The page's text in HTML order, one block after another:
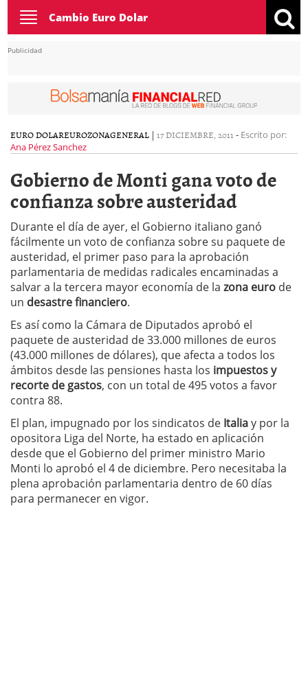
Toggle
navigation
Cambio Euro Dolar
Publicidad
EURO DOLAREUROZONAGENERAL | 17 DICIEMBRE, 2011 - Escrito por:
Ana Pérez Sanchez
Gobierno de Monti gana voto de
confianza sobre austeridad
Durante el día de ayer, el Gobierno italiano ganó
fácilmente un voto de confianza sobre su paquete de
austeridad, el primer paso para la aprobación
parlamentaria de medidas radicales encaminadas a
salvar a la tercera mayor economía de la zona euro de
un desastre financiero.
Es así como la Cámara de Diputados aprobó el
paquete de austeridad de 33.000 millones de euros
(43.000 millones de dólares), que afecta a todos los
ámbitos desde las pensiones hasta los impuestos y
recorte de gastos, con un total de 495 votos a favor
contra 88.
El plan, impugnado por los sindicatos de Italiay por la
opositora Liga del Norte, ha estado en aplicación
desde que el Gobierno del primer ministro Mario
Monti lo aprobó el 4 de diciembre. Pero necesitaba la
plena aprobación parlamentaria dentro de 60 días
para permanecer en vigor.